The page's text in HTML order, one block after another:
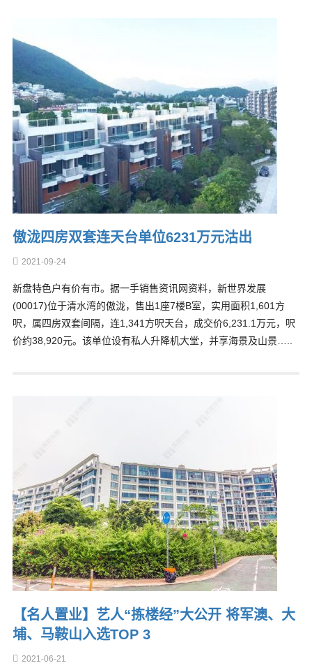
傲泷四房双套连天台单位6231万元沽出
2021-09-24
新盘特色户有价有市。据一手销售资讯网资料，新世界发展
(00017)位于清水湾的傲泷，售出1座7楼B室，实用面积1,601方
呎，属四房双套间隔，连1,341方呎天台，成交价6,231.1万元，呎
价约38,920元。该单位设有私人升降机大堂，并享海景及山景…..
【名人置业】艺人“拣楼经”大公开 将军澳、大
埔、马鞍山入选TOP 3
2021-06-21